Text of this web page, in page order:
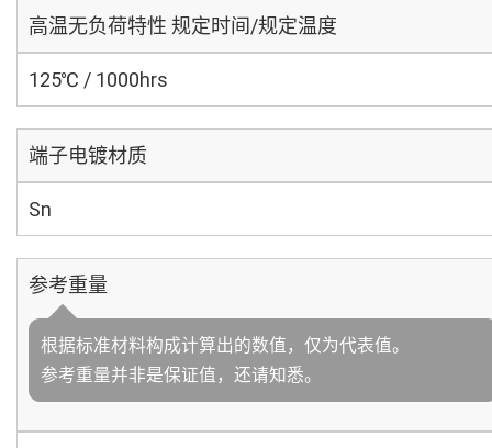
高温无负荷特性 规定时间/规定温度
125℃ / 1000hrs
端子电镀材质
Sn
参考重量
根据标准材料构成计算出的数值，仅为代表值。
参考重量并非是保证值，还请知悉。